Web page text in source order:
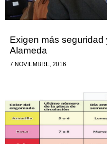
Exigen más seguridad
Alameda
7 NOVIEMBRE, 2016